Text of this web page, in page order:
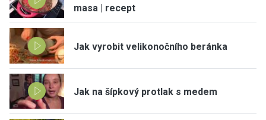
masa | recept
Jak vyrobit velikonočního beránka
Jak na šípkový protlak s medem